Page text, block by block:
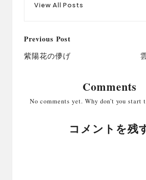
View All Posts
Post
navigation
Previous Post
紫陽花の儚げ
Comments
No comments yet. Why don’t you start
コメントを残